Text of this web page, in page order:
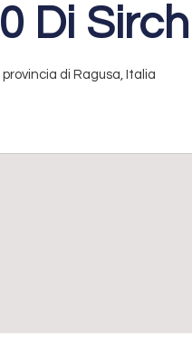
Di
di Ragusa, Italia